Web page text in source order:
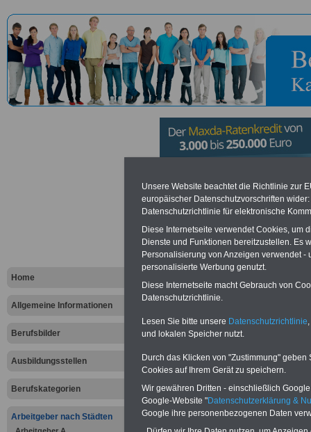
Home
Allgemeine Informationen
Berufsbilder
Ausbildungsstellen
Berufskategorien
Arbeitgeber nach Städten
Forstamt
Vorteile für den öffentlichen
Vergleichen und sparen
Bausparen schon ab 16 Jahren
Berufsunfähigkeitsabsicherung
Online-Vergleich Gesetzliche
Krankenkassen
Vorteile der Privaten
Krankenversicherung
zurück zur
Unsere Website beachtet die Richtlinie zur
europäischer Datenschutzvorschriften
Datenschutzrichtlinie für elektronische
Diese Internetseite verwendet Cookies, um
Dienste und Funktionen bereitzustellen. Es
Personalisierung von Anzeigen verwendet
personalisierte Werbung genutzt.
Diese Internetseite macht Gebrauch von
Datenschutzrichtlinie.
Lesen Sie bitte unsere Datenschutzrichtlinie
und lokalen Speicher nutzt.
Durch das Klicken von "Zustimmung"
Cookies auf Ihrem Gerät zu speichern.
Wir gewähren Dritten - einschließlich
Google-Website "Datenschutzerklärung &
Google ihre personenbezogenen Daten